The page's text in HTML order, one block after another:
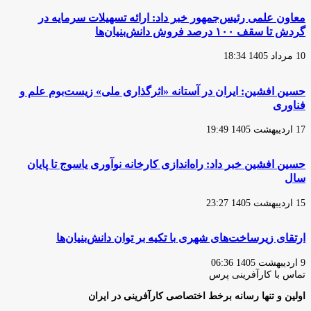
معاون علمی رئیس‌جمهور خبر داد: ارائه تسهیلات سرمایه در
گردش تا سقف ۱۰۰ درصد فروش دانش‌بنیان‌ها
10 مرداد 1405 18:34
حسین افشین: ایران در آستانه «اثرگذاری ملی» زیست‌بوم علم و
فناوری
17 اردیبهشت 1405 19:49
حسین افشین خبر داد: راه‌اندازی کارخانه نوآوری یاسوج تا پایان
سال
15 اردیبهشت 1405 23:27
ارتقای زیرساخت‌های شهری با تکیه بر توان دانش‌بنیان‌ها
9 اردیبهشت 1405 06:36
تماس با کارآفرینی پرس
اولین و تنها رسانه برخط اختصاصی کارآفرینی در ایران